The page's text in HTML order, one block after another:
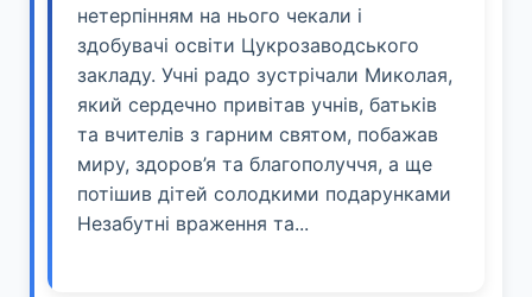
нетерпінням на нього чекали і
здобувачі освіти Цукрозаводського
закладу. Учні радо зустрічали Миколая,
який сердечно привітав учнів, батьків
та вчителів з гарним святом, побажав
миру, здоров’я та благополуччя, а ще
потішив дітей солодкими подарунками
Незабутні враження та...